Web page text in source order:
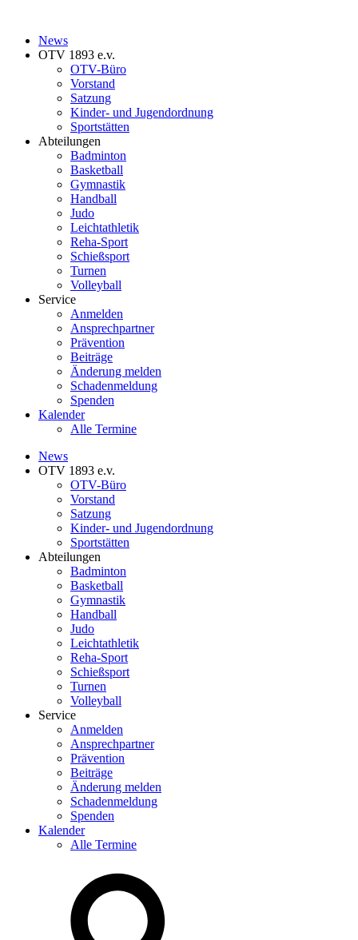
News
OTV 1893 e.v.
OTV-Büro
Vorstand
Satzung
Kinder- und Jugendordnung
Sportstätten
Abteilungen
Badminton
Basketball
Gymnastik
Handball
Judo
Leichtathletik
Reha-Sport
Schießsport
Turnen
Volleyball
Service
Anmelden
Ansprechpartner
Prävention
Beiträge
Änderung melden
Schadenmeldung
Spenden
Kalender
Alle Termine
News
OTV 1893 e.v.
OTV-Büro
Vorstand
Satzung
Kinder- und Jugendordnung
Sportstätten
Abteilungen
Badminton
Basketball
Gymnastik
Handball
Judo
Leichtathletik
Reha-Sport
Schießsport
Turnen
Volleyball
Service
Anmelden
Ansprechpartner
Prävention
Beiträge
Änderung melden
Schadenmeldung
Spenden
Kalender
Alle Termine